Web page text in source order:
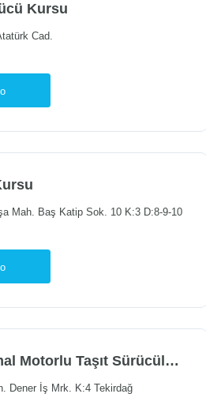
Kursu
Cad.
Mah. Baş Katip Sok. 10 K:3 D:8-9-10
Özel Namık Kemal Motorlu Taşıt Sürücüleri Kursu
Dener İş Mrk. K:4 Tekirdağ